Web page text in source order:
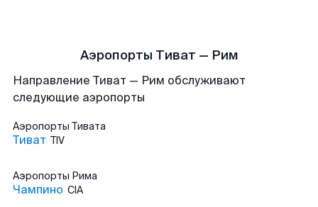
Аэропорты Тиват — Рим
Направление Тиват — Рим обслуживают
следующие аэропорты
Аэропорты Тивата
Тиват TIV
Аэропорты Рима
Чампино CIA